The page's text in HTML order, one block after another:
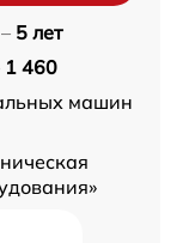
5 лет
1 460
машин